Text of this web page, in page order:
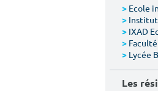
> Ecole
> Institut
> IXAD
>
> Lycée
Les